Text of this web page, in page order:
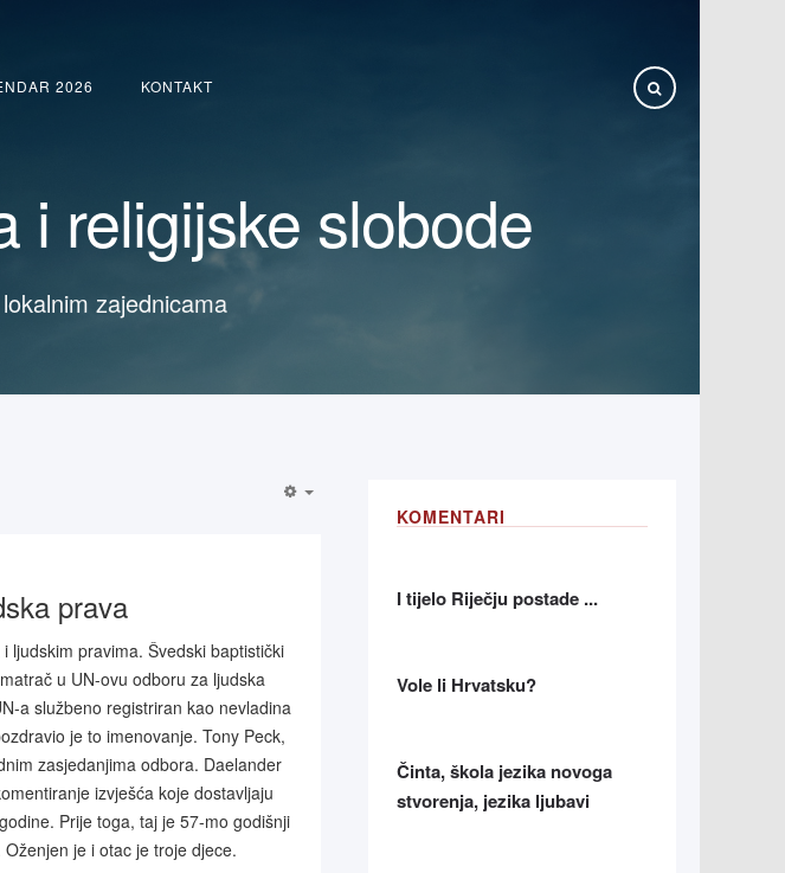
2026 KONTAKT
i religijske slobode
zajednicama
prava
ljudskim pravima. Švedski baptistički
u UN-ovu odboru za ljudska
a službeno registriran kao nevladina
je to imenovanje. Tony Peck,
zasjedanjima odbora. Daelander
izvješća koje dostavljaju
Prije toga, taj je 57-mo godišnji
je i otac je troje djece.
KOMENTARI
I tijelo Riječju postade ...
Vole li Hrvatsku?
Činta, škola jezika novoga
stvorenja, jezika ljubavi